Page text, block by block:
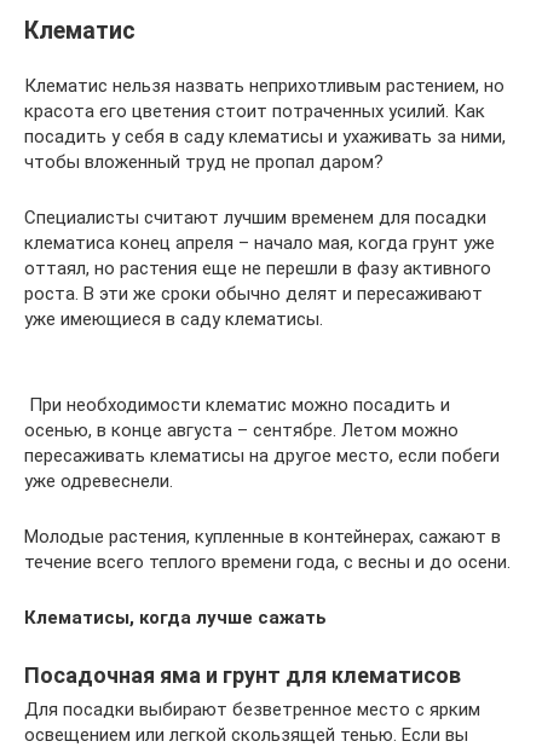
Клематис
Клематис нельзя назвать неприхотливым растением, но
красота его цветения стоит потраченных усилий. Как
посадить у себя в саду клематисы и ухаживать за ними,
чтобы вложенный труд не пропал даром?
Специалисты считают лучшим временем для посадки
клематиса конец апреля – начало мая, когда грунт уже
оттаял, но растения еще не перешли в фазу активного
роста. В эти же сроки обычно делят и пересаживают
уже имеющиеся в саду клематисы.
При необходимости клематис можно посадить и
осенью, в конце августа – сентябре. Летом можно
пересаживать клематисы на другое место, если побеги
уже одревеснели.
Молодые растения, купленные в контейнерах, сажают в
течение всего теплого времени года, с весны и до осени.
Клематисы, когда лучше сажать
Посадочная яма и грунт для клематисов
Для посадки выбирают безветренное место с ярким
освещением или легкой скользящей тенью. Если вы